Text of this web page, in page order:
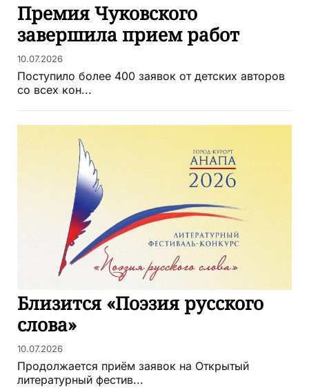
Премия Чуковского
завершила прием работ
10.07.2026
Поступило более 400 заявок от детских авторов
со всех кон...
Близится «Поэзия русского
слова»
10.07.2026
Продолжается приём заявок на Открытый
литературный фестив...